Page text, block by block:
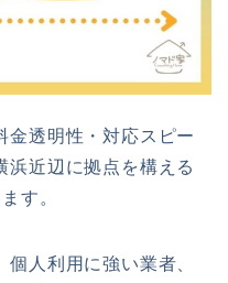
金透明性・対応スピー
浜近辺に拠点を構える
す。
人利用に強い業者、